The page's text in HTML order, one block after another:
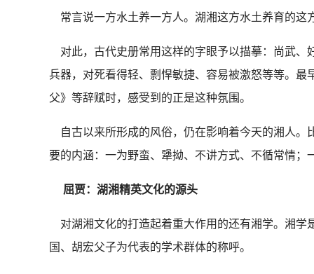
常言说一方水土养一方人。湖湘这方水土养育的这
对此，古代史册常用这样的字眼予以描摹：尚武、
兵器，对死看得轻、剽悍敏捷、容易被激怒等等。
父》等辞赋时，感受到的正是这种氛围。
自古以来所形成的风俗，仍在影响着今天的湘人。
要的内涵：一为野蛮、犟拗、不讲方式、不循常情
屈贾： 湖湘精英文化的源头
对湖湘文化的打造起着重大作用的还有湘学。湘学
国、胡宏父子为代表的学术群体的称呼。